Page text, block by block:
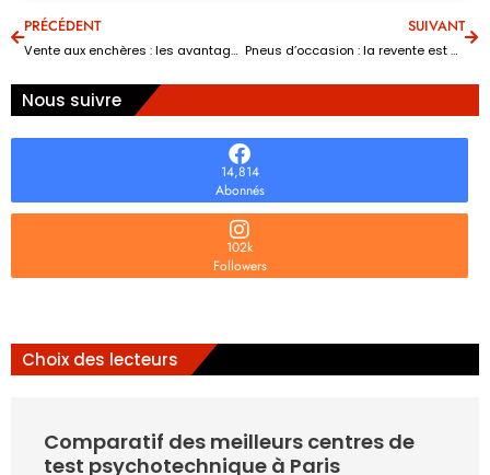
PRÉCÉDENT
Vente aux enchères : les avantages et les inconvénients pour votre investissement ?
SUIVANT
Pneus d’occasion : la revente est elle autorisée pour les particuliers ?
Nous suivre
14,814
Abonnés
102k
Followers
Choix des lecteurs
Comparatif des meilleurs centres de
test psychotechnique à Paris